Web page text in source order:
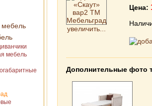
мебель
увеличить...
Цена:
Дополнительные фото